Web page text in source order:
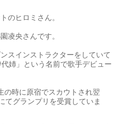
のヒロミさん。
凌央さんです。
スインストラクターをしていて
姉」という名前で歌手デビュー
の時に原宿でスカウトされ翌
てグランプリを受賞していま